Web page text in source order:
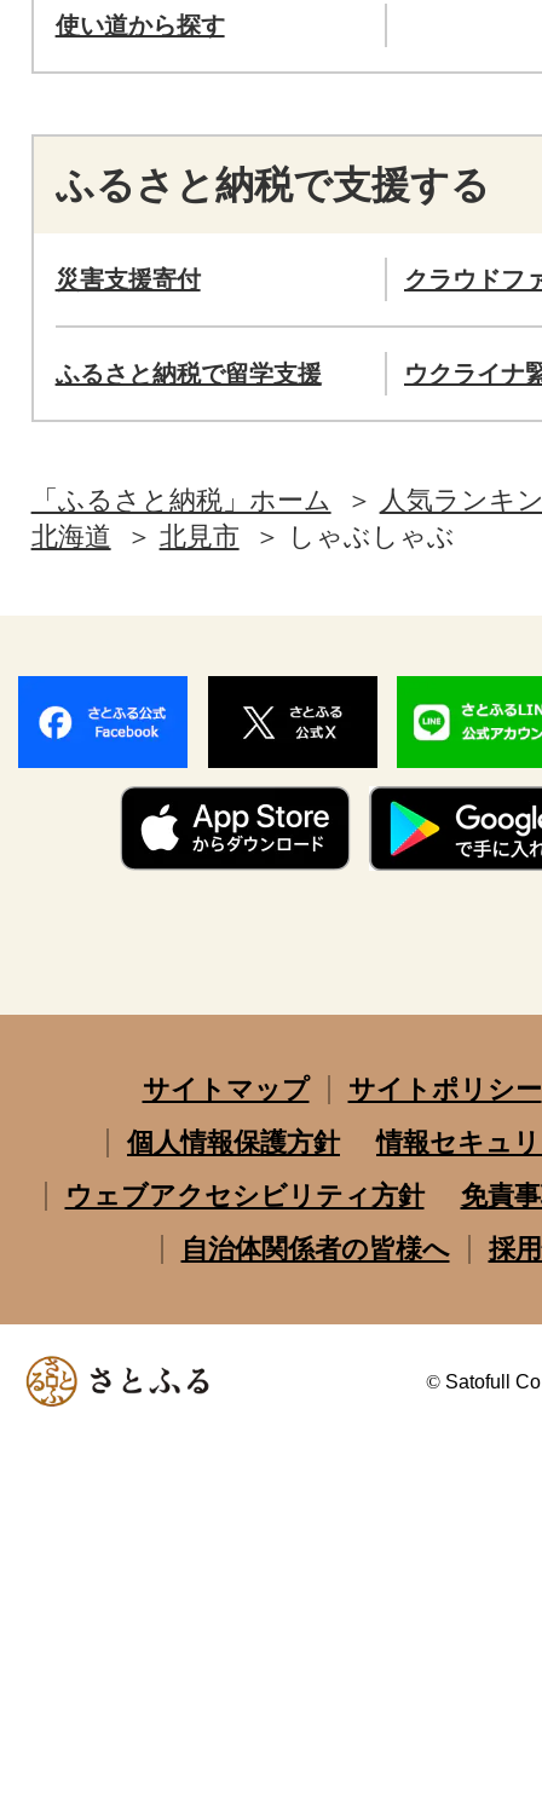
使い道から探す
ふるさと納税で支援する
災害支援寄付 クラウドフ
ふるさと納税で留学支援 ウクライナ
「ふるさと納税」ホーム
人気ランキ
北海道
北見市 しゃぶしゃぶ
サイトマップ
サイトポリシー
個人情報保護方針
情報セキュ
ウェブアクセシビリティ方針
免責
自治体関係者の皆様へ
採
© Satofull